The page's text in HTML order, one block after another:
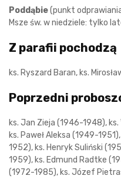
Poddąbie(punkt
Msze św. w niedziele: tylko
Z parafii pochodzą
ks. Ryszard Baran, ks.
Poprzedni
ks. Jan Zieja (1946-1948),
ks. Paweł Aleksa (1949-
1952), ks. Henryk Suliński
1959), ks. Edmund Radtke
(1972-1985), ks. Józef